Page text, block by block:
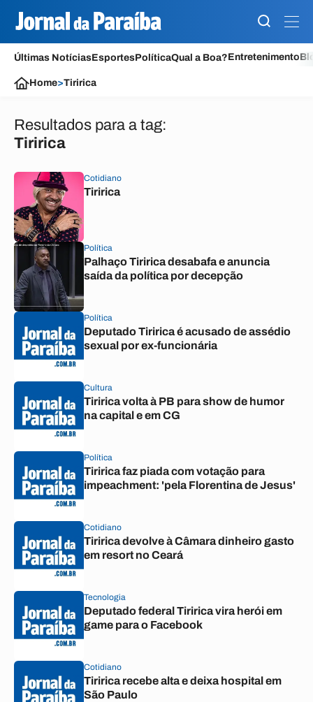
Últimas NotíciasEsportesPolíticaQual a Boa?Entretenimento
Home>Tiririca
Resultados para a tag:
Tiririca
Cotidiano
Tiririca
Política
Palhaço Tiririca desabafa e anuncia
saída da política por decepção
Política
Deputado Tiririca é acusado de assédio
sexual por ex-funcionária
Cultura
Tiririca volta à PB para show de humor
na capital e em CG
Política
Tiririca faz piada com votação para
impeachment: 'pela Florentina de Jesus'
Cotidiano
Tiririca devolve à Câmara dinheiro gasto
em resort no Ceará
Tecnologia
Deputado federal Tiririca vira herói em
game para o Facebook
Cotidiano
Tiririca recebe alta e deixa hospital em
São Paulo